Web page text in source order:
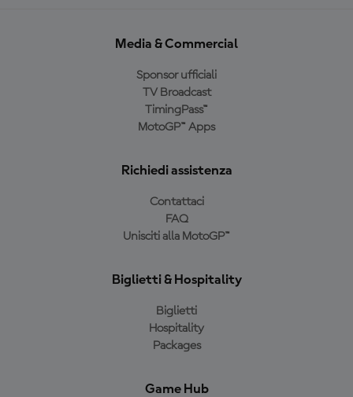
Media & Commercial
Sponsor ufficiali
TV Broadcast
TimingPass™
MotoGP™ Apps
Richiedi assistenza
Contattaci
FAQ
Unisciti alla MotoGP™
Biglietti & Hospitality
Biglietti
Hospitality
Packages
Game Hub